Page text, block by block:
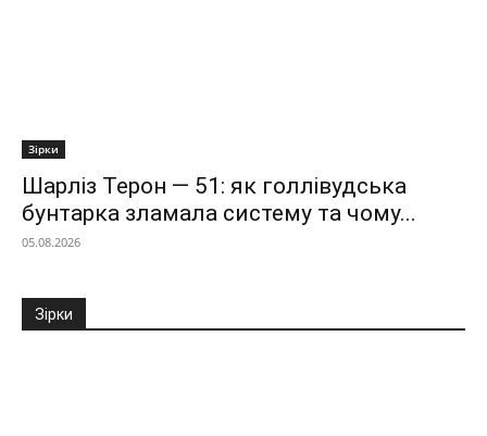
Зірки
Шарліз Терон — 51: як голлівудська
бунтарка зламала систему та чому...
05.08.2026
Зірки